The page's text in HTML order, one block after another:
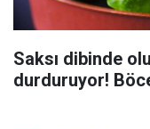
Saksı dibinde
durduruyor!